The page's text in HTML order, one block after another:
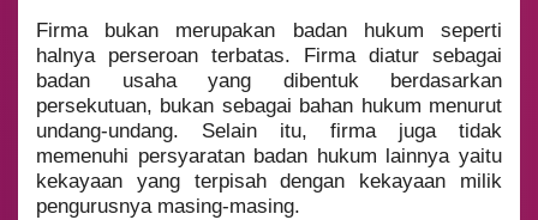
Firma bukan merupakan badan hukum seperti
halnya perseroan terbatas. Firma diatur sebagai
badan usaha yang dibentuk berdasarkan
persekutuan, bukan sebagai bahan hukum menurut
undang-undang. Selain itu, firma juga tidak
memenuhi persyaratan badan hukum lainnya yaitu
kekayaan yang terpisah dengan kekayaan milik
pengurusnya masing-masing.